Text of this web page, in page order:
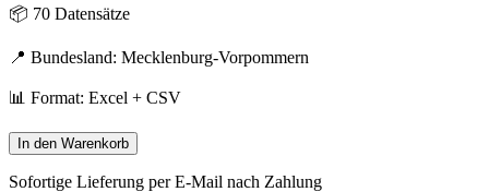
📦 70 Datensätze
📍 Bundesland: Mecklenburg-Vorpommern
📊 Format: Excel + CSV
In den Warenkorb
Sofortige Lieferung per E-Mail nach Zahlung